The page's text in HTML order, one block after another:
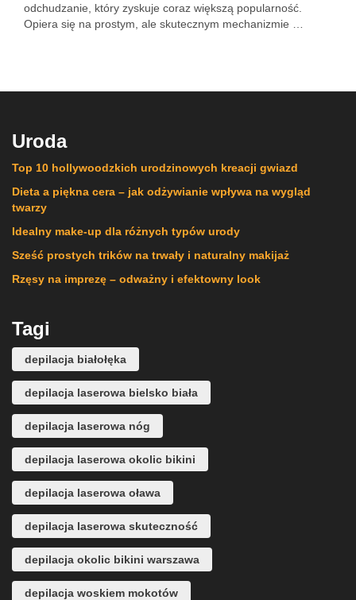
odchudzanie, który zyskuje coraz większą popularność.
Opiera się na prostym, ale skutecznym mechanizmie …
Uroda
Top 10 hollywoodzkich urodzinowych kreacji gwiazd
Dieta a piękna cera – jak odżywianie wpływa na wygląd
twarzy
Idealny make-up dla różnych typów urody
Sześć prostych trików na trwały i naturalny makijaż
Rzęsy na imprezę – odważny i efektowny look
Tagi
depilacja białołęka
depilacja laserowa bielsko biała
depilacja laserowa nóg
depilacja laserowa okolic bikini
depilacja laserowa oława
depilacja laserowa skuteczność
depilacja okolic bikini warszawa
depilacja woskiem mokotów